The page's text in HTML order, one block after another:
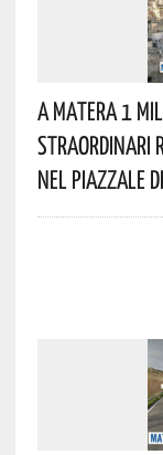
A Matera 1
Straordinari
Nel Piazzale